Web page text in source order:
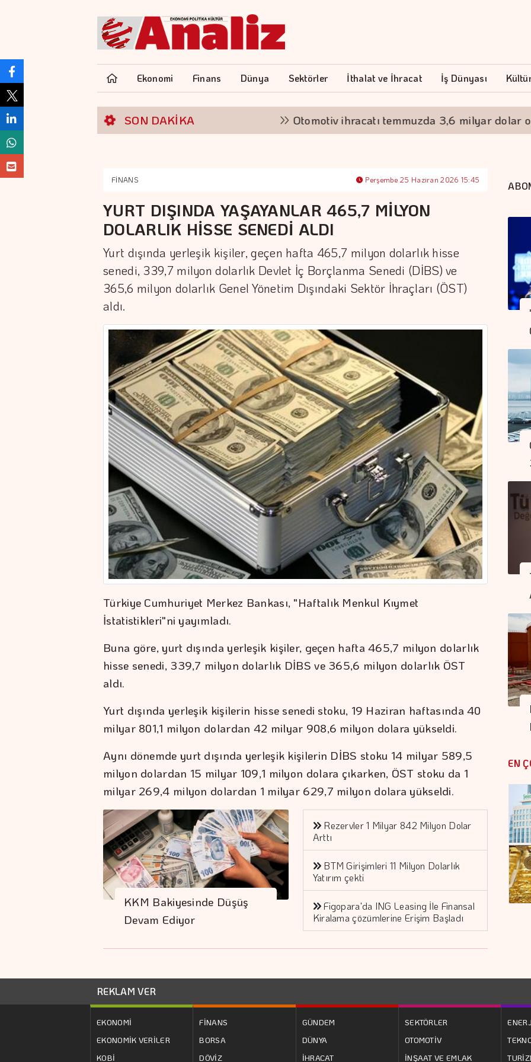
Ekonomi Finans Dünya Sektörler İthalat ve İhracat İş Dünyası
SON DAKİKA
milli gelire oranını, %2,9'a düşürdük" Otomotiv ihracatı temmuzda 3,6 milyar dolar oldu
FİNANS Perşembe 25 Haziran 2026 15:45
YURT DIŞINDA YAŞAYANLAR 465,7 MİLYON
DOLARLIK HİSSE SENEDİ ALDI
Yurt dışında yerleşik kişiler, geçen hafta 465,7 milyon dolarlık hisse
senedi, 339,7 milyon dolarlık Devlet İç Borçlanma Senedi (DİBS) ve
365,6 milyon dolarlık Genel Yönetim Dışındaki Sektör İhraçları (ÖST)
aldı.
Türkiye Cumhuriyet Merkez Bankası, "Haftalık Menkul Kıymet
İstatistikleri"ni yayımladı.
Buna göre, yurt dışında yerleşik kişiler, geçen hafta 465,7 milyon dolarlık
hisse senedi, 339,7 milyon dolarlık DİBS ve 365,6 milyon dolarlık ÖST
aldı.
Yurt dışında yerleşik kişilerin hisse senedi stoku, 19 Haziran haftasında 40
milyar 801,1 milyon dolardan 42 milyar 908,6 milyon dolara yükseldi.
Aynı dönemde yurt dışında yerleşik kişilerin DİBS stoku 14 milyar 589,5
milyon dolardan 15 milyar 109,1 milyon dolara çıkarken, ÖST stoku da 1
milyar 269,4 milyon dolardan 1 milyar 629,7 milyon dolara yükseldi.
KKM Bakiyesinde Düşüş
Devam Ediyor
Rezervler 1 Milyar 842 Milyon Dolar
Arttı
BTM Girişimleri 11 Milyon Dolarlık
Yatırım çekti
Figopara'da ING Leasing İle Finansal
Kiralama çözümlerine Erişim Başladı
EN
REKLAM VER
EKONOMİ
EKONOMİK VERİLER
KOBİ
FİNANS
BORSA
DÖVİZ
GÜNDEM
DÜNYA
İHRACAT
SEKTÖRLER
OTOMOTİV
İNŞAAT VE EMLAK